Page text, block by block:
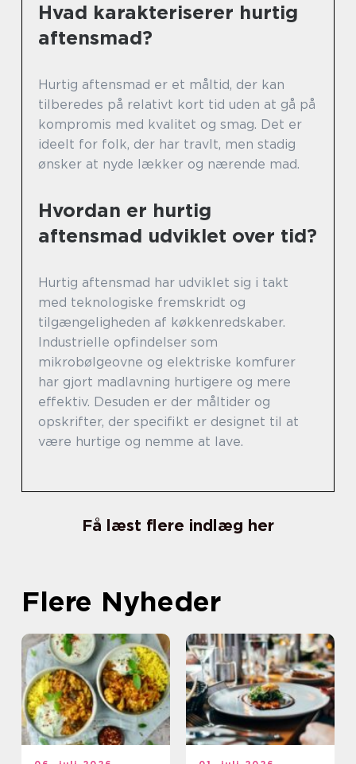
Hvad karakteriserer hurtig
aftensmad?
Hurtig aftensmad er et måltid, der kan
tilberedes på relativt kort tid uden at gå på
kompromis med kvalitet og smag. Det er
ideelt for folk, der har travlt, men stadig
ønsker at nyde lækker og nærende mad.
Hvordan er hurtig
aftensmad udviklet over tid?
Hurtig aftensmad har udviklet sig i takt
med teknologiske fremskridt og
tilgængeligheden af køkkenredskaber.
Industrielle opfindelser som
mikrobølgeovne og elektriske komfurer
har gjort madlavning hurtigere og mere
effektiv. Desuden er der måltider og
opskrifter, der specifikt er designet til at
være hurtige og nemme at lave.
Få læst flere indlæg her
Flere Nyheder